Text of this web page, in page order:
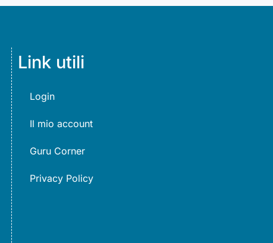
Link utili
Login
Il mio account
Guru Corner
Privacy Policy